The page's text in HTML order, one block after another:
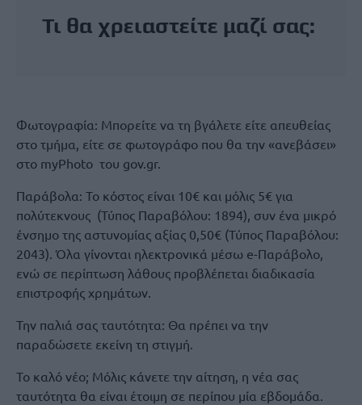
Τι θα χρειαστείτε μαζί σας:
Φωτογραφία: Μπορείτε να τη βγάλετε είτε απευθείας
στο τμήμα, είτε σε φωτογράφο που θα την «ανεβάσει»
στο myPhoto του gov.gr.
Παράβολα: Το κόστος είναι 10€ και μόλις 5€ για
πολύτεκνους (Τύπος Παραβόλου: 1894), συν ένα μικρό
ένσημο της αστυνομίας αξίας 0,50€ (Τύπος Παραβόλου:
2043). Όλα γίνονται ηλεκτρονικά μέσω e-Παράβολο,
ενώ σε περίπτωση λάθους προβλέπεται διαδικασία
επιστροφής χρημάτων.
Την παλιά σας ταυτότητα: Θα πρέπει να την
παραδώσετε εκείνη τη στιγμή.
Το καλό νέο; Μόλις κάνετε την αίτηση, η νέα σας
ταυτότητα θα είναι έτοιμη σε περίπου μία εβδομάδα.